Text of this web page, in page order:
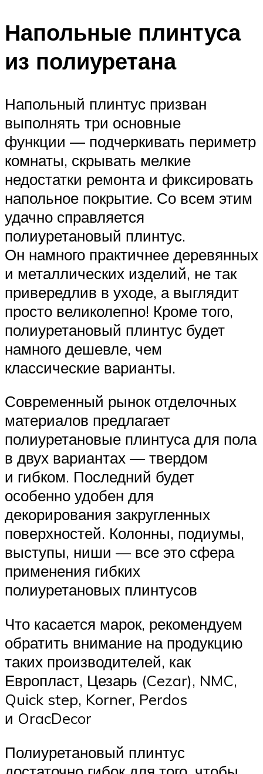
Напольные плинтуса
из полиуретана
Напольный плинтус призван
выполнять три основные
функции — подчеркивать периметр
комнаты, скрывать мелкие
недостатки ремонта и фиксировать
напольное покрытие. Со всем этим
удачно справляется
полиуретановый плинтус.
Он намного практичнее деревянных
и металлических изделий, не так
привередлив в уходе, а выглядит
просто великолепно! Кроме того,
полиуретановый плинтус будет
намного дешевле, чем
классические варианты.
Современный рынок отделочных
материалов предлагает
полиуретановые плинтуса для пола
в двух вариантах — твердом
и гибком. Последний будет
особенно удобен для
декорирования закругленных
поверхностей. Колонны, подиумы,
выступы, ниши — все это сфера
применения гибких
полиуретановых плинтусов
Что касается марок, рекомендуем
обратить внимание на продукцию
таких производителей, как
Европласт, Цезарь (Cezar), NMC,
Quick step, Korner, Perdos
и OracDecor
Полиуретановый плинтус